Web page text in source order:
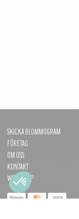
SKICKA BLOMMOGRAM
FÖRETAG
OM OSS
KONTAKT
WEBBSHOP